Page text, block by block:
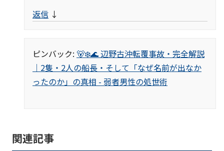
返信 ↓
ピンバック: 🐻‍❄️🌊 辺野古沖転覆事故・完全解説
｜2隻・2人の船長・そして「なぜ名前が出なか
ったのか」の真相 - 弱者男性の処世術
関連記事